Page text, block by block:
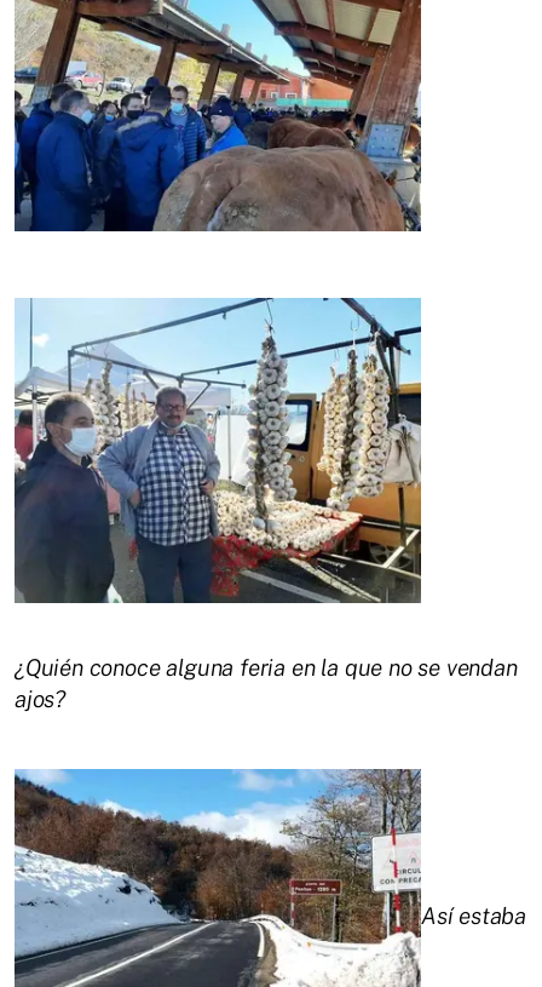
¿Quién conoce alguna feria en la que no se vendan
ajos?
Así estaba